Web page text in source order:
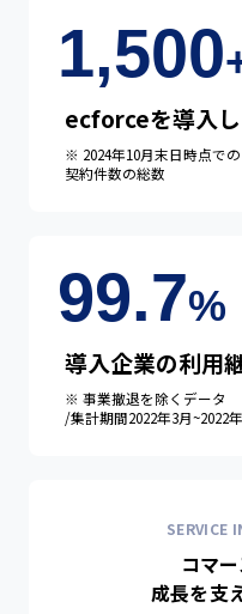
1,500
ecforceを導入
※ 2024年10月末日時点での
契約件数の総数
99.7%
導入企業の利用
※ 事業撤退を除くデータ
/集計期間2022年3月~2022
SERVICE
コマ
成長を支